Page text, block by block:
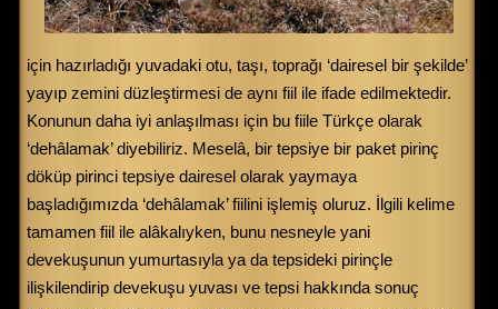
için hazırladığı yuvadaki otu, taşı, toprağı ‘dairesel bir şekilde’
yayıp zemini düzleştirmesi de aynı fiil ile ifade edilmektedir.
Konunun daha iyi anlaşılması için bu fiile Türkçe olarak
‘dehâlamak’ diyebiliriz. Meselâ, bir tepsiye bir paket pirinç
döküp pirinci tepsiye dairesel olarak yaymaya
başladığımızda ‘dehâlamak’ fiilini işlemiş oluruz. İlgili kelime
tamamen fiil ile alâkalıyken, bunu nesneyle yani
devekuşunun yumurtasıyla ya da tepsideki pirinçle
ilişkilendirip devekuşu yuvası ve tepsi hakkında sonuç